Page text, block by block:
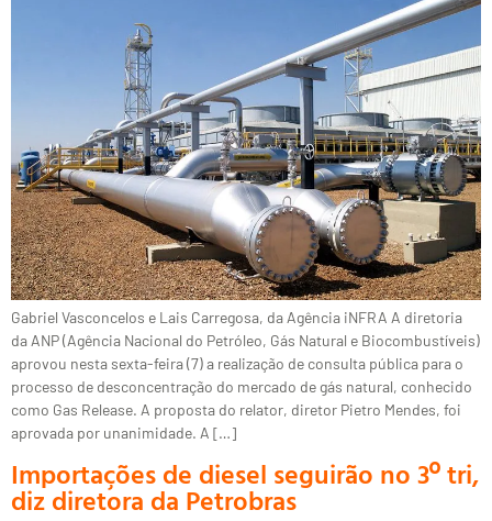
Gabriel Vasconcelos e Lais Carregosa, da Agência iNFRA A diretoria
da ANP (Agência Nacional do Petróleo, Gás Natural e Biocombustíveis)
aprovou nesta sexta-feira (7) a realização de consulta pública para o
processo de desconcentração do mercado de gás natural, conhecido
como Gas Release. A proposta do relator, diretor Pietro Mendes, foi
aprovada por unanimidade. A […]
Importações de diesel seguirão no 3º tri,
diz diretora da Petrobras